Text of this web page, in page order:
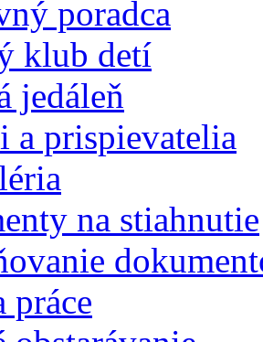
poradca
klub detí
jedáleň
a prispievatelia
na stiahnutie
práce